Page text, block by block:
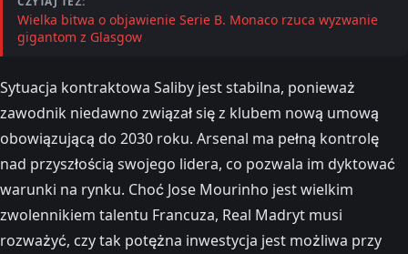
Wielka bitwa o objawienie Serie B. Monaco rzuca wyzwanie
gigantom z Glasgow
Sytuacja kontraktowa Saliby jest stabilna, ponieważ
zawodnik niedawno związał się z klubem nową umową
obowiązującą do 2030 roku. Arsenal ma pełną kontrolę
nad przyszłością swojego lidera, co pozwala im dyktować
warunki na rynku. Choć Jose Mourinho jest wielkim
zwolennikiem talentu Francuza, Real Madryt musi
rozważyć, czy tak potężna inwestycja jest możliwa przy